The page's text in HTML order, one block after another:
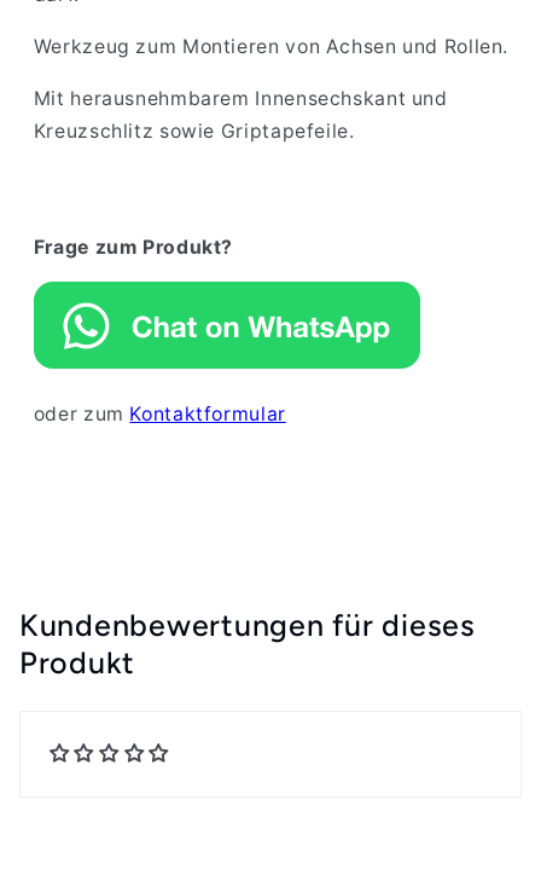
Werkzeug zum Montieren von Achsen und Rollen.
Mit herausnehmbarem Innensechskant und
Kreuzschlitz sowie Griptapefeile.
Frage zum Produkt?
oder zum Kontaktformular
Kundenbewertungen für dieses
Produkt